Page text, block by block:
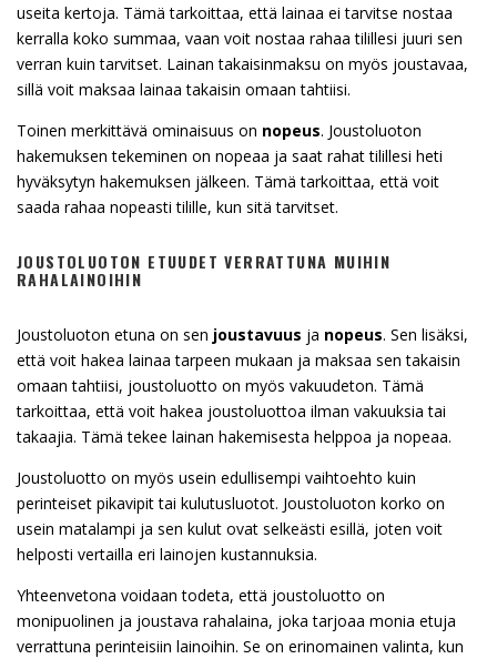
useita kertoja. Tämä tarkoittaa, että lainaa ei tarvitse nostaa
kerralla koko summaa, vaan voit nostaa rahaa tilillesi juuri sen
verran kuin tarvitset. Lainan takaisinmaksu on myös joustavaa,
sillä voit maksaa lainaa takaisin omaan tahtiisi.
Toinen merkittävä ominaisuus on nopeus. Joustoluoton
hakemuksen tekeminen on nopeaa ja saat rahat tilillesi heti
hyväksytyn hakemuksen jälkeen. Tämä tarkoittaa, että voit
saada rahaa nopeasti tilille, kun sitä tarvitset.
JOUSTOLUOTON ETUUDET VERRATTUNA MUIHIN
RAHALAINOIHIN
Joustoluoton etuna on sen joustavuus ja nopeus. Sen lisäksi,
että voit hakea lainaa tarpeen mukaan ja maksaa sen takaisin
omaan tahtiisi, joustoluotto on myös vakuudeton. Tämä
tarkoittaa, että voit hakea joustoluottoa ilman vakuuksia tai
takaajia. Tämä tekee lainan hakemisesta helppoa ja nopeaa.
Joustoluotto on myös usein edullisempi vaihtoehto kuin
perinteiset pikavipit tai kulutusluotot. Joustoluoton korko on
usein matalampi ja sen kulut ovat selkeästi esillä, joten voit
helposti vertailla eri lainojen kustannuksia.
Yhteenvetona voidaan todeta, että joustoluotto on
monipuolinen ja joustava rahalaina, joka tarjoaa monia etuja
verrattuna perinteisiin lainoihin. Se on erinomainen valinta, kun